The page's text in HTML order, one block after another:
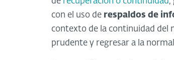
con el uso de respaldos de
contexto de la continuidad del
prudente y regresar a la